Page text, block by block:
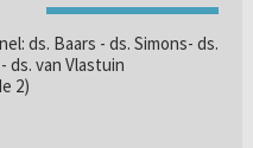
ds. Baars - ds. Simons- ds.
ds. van Vlastuin
2)